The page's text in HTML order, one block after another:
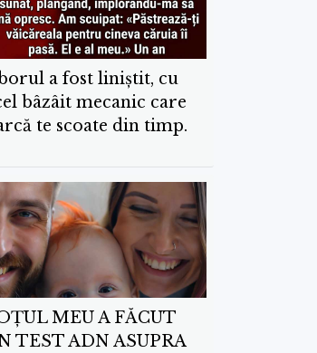
a fost liniștit, cu
bâzâit mecanic care
te scoate din timp.
MEU A FĂCUT
TEST ADN ASUPRA